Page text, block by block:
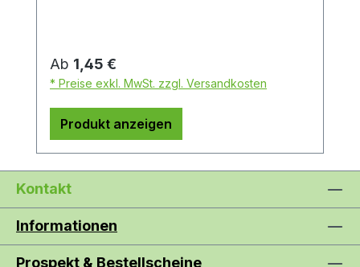
Regulärer Preis:
Ab 1,45 €
* Preise exkl. MwSt. zzgl. Versandkosten
Produkt anzeigen
Kontakt
Informationen
Prospekt & Bestellscheine